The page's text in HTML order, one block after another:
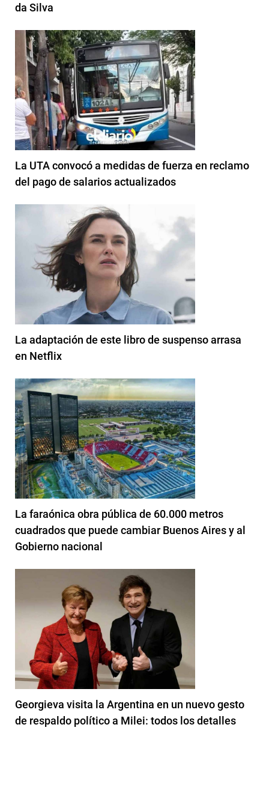
da Silva
La UTA convocó a medidas de fuerza en reclamo
del pago de salarios actualizados
La adaptación de este libro de suspenso arrasa
en Netflix
La faraónica obra pública de 60.000 metros
cuadrados que puede cambiar Buenos Aires y al
Gobierno nacional
Georgieva visita la Argentina en un nuevo gesto
de respaldo político a Milei: todos los detalles